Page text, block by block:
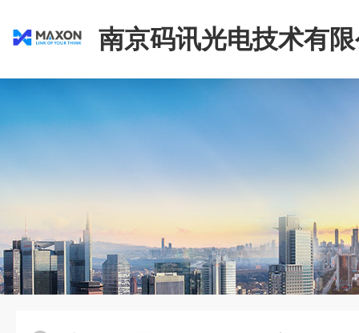
南京码讯光电技术有